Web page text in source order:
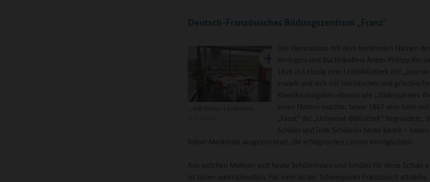
Deutsch-Französisches Bildungszentrum „Franz“
Das Gymnasium mit dem berühmten Namen
Verlegers und Buchhändlers Anton Philipp
1828 in Leipzig eine Leihbibliothek mit
erwarb und sich mit lateinischen und
Klassikerausgaben ebenso wie „Shakespeares
einen Namen machte, bevor 1867 sein Sohn mit
„Faust“ die „Universal-Bibliothek“ begründete,
Schüler und jede Schülerin heute kennt – haben
früher Merkmale ausgezeichnet, die erfolgreiches Lernen ermöglichten.
Aus welchen Motiven sich heute Schülerinnen und Schüler für diese Schule
ist sicher unterschiedlich. Für viele ist der Schwerpunkt Französisch attraktiv,